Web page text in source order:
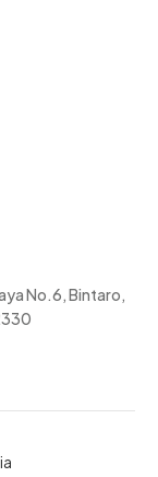
No.6, Bintaro,